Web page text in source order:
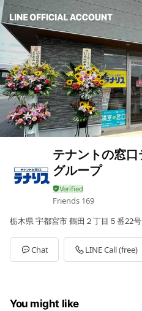
テナントの窓
グループ
Friends 169
栃木県 宇都宮市 鶴田２丁目５番22
Chat LINE Call (free)
You might like